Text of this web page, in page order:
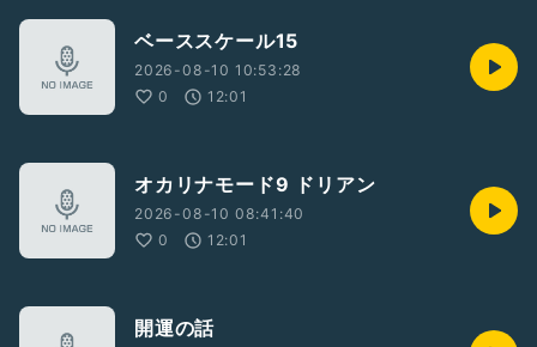
ベーススケール15
2026-08-10 10:53:28
0
12:01
オカリナモード9 ドリアン
2026-08-10 08:41:40
0
12:01
開運の話